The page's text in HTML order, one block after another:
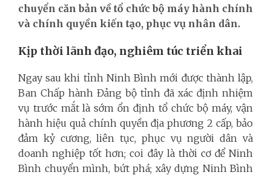
chuyển căn bản về tổ chức bộ máy hành chính
và chính quyền kiến tạo, phục vụ nhân dân.
Kịp thời lãnh đạo, nghiêm túc triển khai
Ngay sau khi tỉnh Ninh Bình mới được thành lập,
Ban Chấp hành Đảng bộ tỉnh đã xác định nhiệm
vụ trước mắt là sớm ổn định tổ chức bộ máy, vận
hành hiệu quả chính quyền địa phương 2 cấp, bảo
đảm kỷ cương, liên tục, phục vụ người dân và
doanh nghiệp tốt hơn; coi đây là thời cơ để Ninh
Bình chuyển mình, bứt phá; xây dựng Ninh Bình